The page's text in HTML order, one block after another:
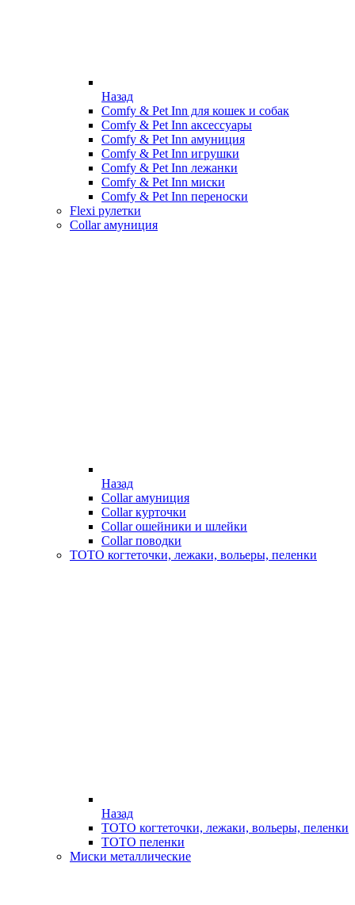
Назад
Comfy & Pet Inn для кошек и собак
Comfy & Pet Inn аксессуары
Comfy & Pet Inn амуниция
Comfy & Pet Inn игрушки
Comfy & Pet Inn лежанки
Comfy & Pet Inn миски
Comfy & Pet Inn переноски
Flexi рулетки
Collar амуниция
Назад
Collar амуниция
Collar курточки
Collar ошейники и шлейки
Collar поводки
ТОТО когтеточки, лежаки, вольеры, пеленки
Назад
ТОТО когтеточки, лежаки, вольеры, пеленки
ТОТО пеленки
Миски металлические